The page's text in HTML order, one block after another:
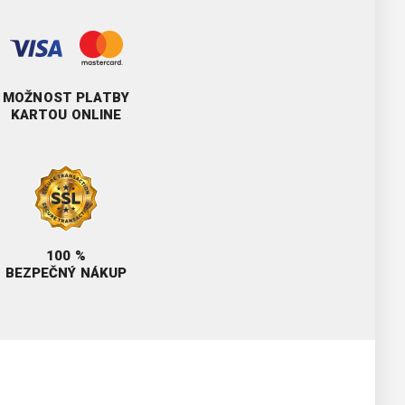
MOŽNOST PLATBY
KARTOU ONLINE
100 %
BEZPEČNÝ NÁKUP